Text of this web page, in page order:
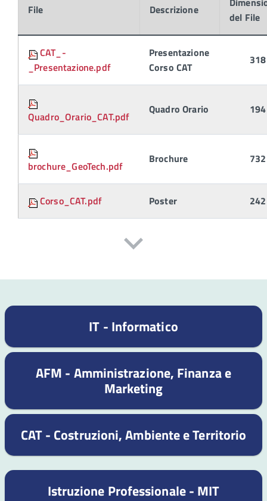
File Descrizione
del File
CAT_-
_Presentazione.pdf
Presentazione
Corso CAT
Quadro_Orario_CAT.pdf
Quadro Orario
brochure_GeoTech.pdf
Brochure
Corso_CAT.pdf Poster
IT - Informatico
AFM - Amministrazione, Finanza e
Marketing
CAT - Costruzioni, Ambiente e Territorio
Istruzione Professionale - MIT